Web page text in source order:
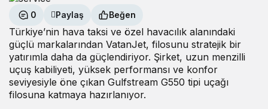
0 Paylaş Beğen
Türkiye’nin hava taksi ve özel havacılık alanındaki
güçlü markalarından VatanJet, filosunu stratejik bir
yatırımla daha da güçlendiriyor. Şirket, uzun menzilli
uçuş kabiliyeti, yüksek performansı ve konfor
seviyesiyle öne çıkan Gulfstream G550 tipi uçağı
filosuna katmaya hazırlanıyor.